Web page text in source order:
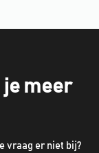
je meer
vraag er niet bij?